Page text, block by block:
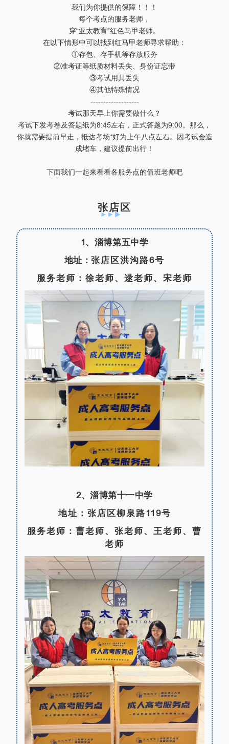
我们为你提供的保障！！！
每个考点的服务老师，
穿“亚太教育”红色马甲老师。
在以下情形中可以找到红马甲老师寻求帮助：
①存包、存手机等存放服务
②准考证等纸质材料丢失、身份证忘带
③考试用具丢失
④其他特殊情况
-------------------
考试那天早上你需要做什么？
考试下发考卷及答题纸为8:45左右，正式答题为9:00。那么，
你就需要提前早走，抵达考场*好为上午八点左右。因考试会造
成堵车，建议提前出行！
下面我们一起来看看各服务点的值班老师吧
张店区
1、淄博第五中学
地址：张店区洪沟路6号
服务老师：徐老师、逯老师、宋老师
2、淄博第十一中学
地址：张店区柳泉路119号
服务老师：曹老师、张老师、王老师、曹
老师